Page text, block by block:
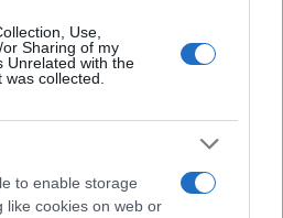
Use,
Sharing of my
Unrelated with the
collected.
to enable storage
like cookies on web or
primo posto con Petal e
vita pubblica